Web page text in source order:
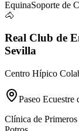
EquinaSoporte de
🐴
Real Club de
Sevilla
Centro Hípico
Paseo Ecuestre
Clínica de